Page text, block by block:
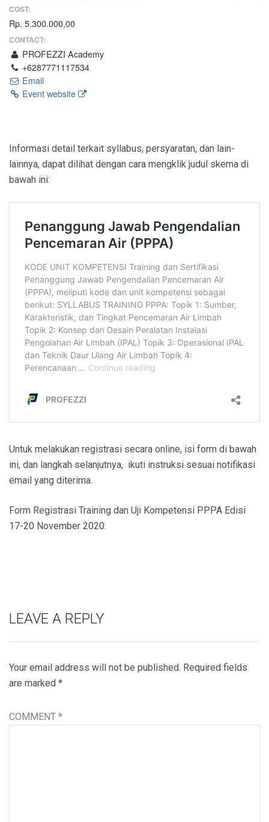
COST:
Rp. 5.300.000,00
CONTACT:
PROFEZZI Academy
+6287771117534
Email
Event website
Informasi detail terkait syllabus, persyaratan, dan lain-
lainnya, dapat dilihat dengan cara mengklik judul skema di
bawah ini:
Untuk melakukan registrasi secara online, isi form di bawah
ini, dan langkah selanjutnya, ikuti instruksi sesuai notifikasi
email yang diterima.
Form Registrasi Training dan Uji Kompetensi PPPA Edisi
17-20 November 2020:
LEAVE A REPLY
Your email address will not be published. Required fields
are marked *
COMMENT *